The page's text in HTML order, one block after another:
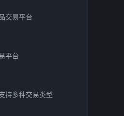
交易平台
平台
持多种交易类型